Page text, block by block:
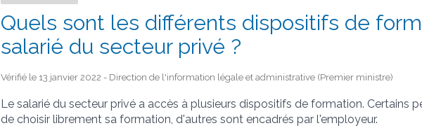
Quels sont les différents dispositifs de
salarié du secteur privé ?
Vérifié le 13 janvier 2022 - Direction de l'information légale et administrative (Premier ministre)
Le salarié du secteur privé a accès à plusieurs dispositifs de formation. Certains
de choisir librement sa formation, d'autres sont encadrés par l'employeur.